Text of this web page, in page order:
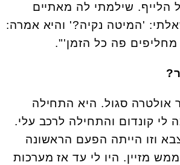
הלייף. שילמתי לה מאתיים
'המיטה נקיה?' והיא אמרה:
מחליפים פה כל הזמן'".
אולטרה סגול. היא התחילה
לי קונדום והתחילה לרכב עלי.
וזו הייתה הפעם הראשונה
מזיין. היו לי עד אז מערכות